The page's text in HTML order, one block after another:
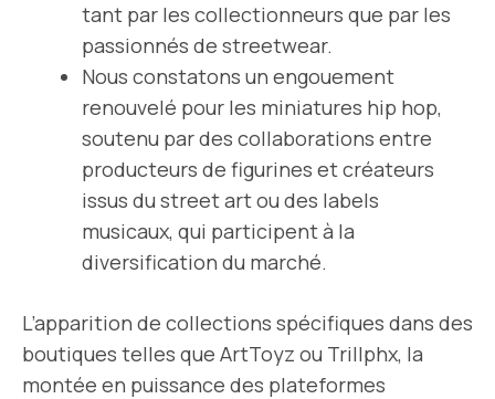
tant par les collectionneurs que par les
passionnés de streetwear.
Nous constatons un engouement
renouvelé pour les miniatures hip hop,
soutenu par des collaborations entre
producteurs de figurines et créateurs
issus du street art ou des labels
musicaux, qui participent à la
diversification du marché.
L’apparition de collections spécifiques dans des
boutiques telles que ArtToyz ou Trillphx, la
montée en puissance des plateformes